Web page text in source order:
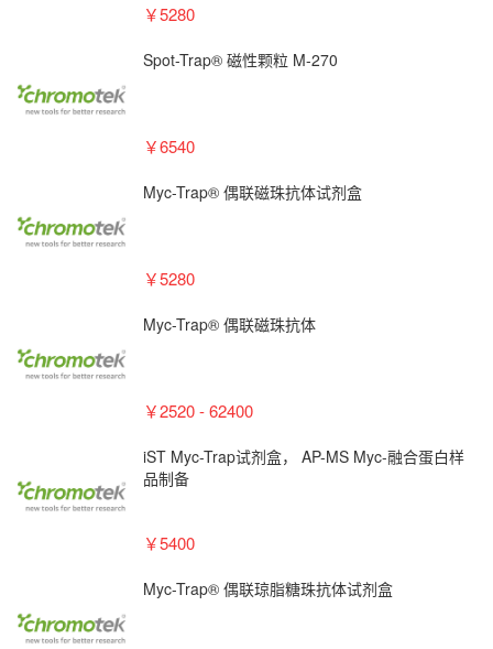
￥5280
Spot-Trap® 磁性颗粒 M-270
￥6540
Myc-Trap® 偶联磁珠抗体试剂盒
￥5280
Myc-Trap® 偶联磁珠抗体
￥2520 - 62400
iST Myc-Trap试剂盒， AP-MS Myc-融合蛋白样
品制备
￥5400
Myc-Trap® 偶联琼脂糖珠抗体试剂盒